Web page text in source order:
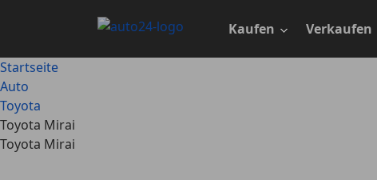
Kaufen Verkaufen
Startseite
Auto
Toyota
Toyota Mirai
Toyota Mirai